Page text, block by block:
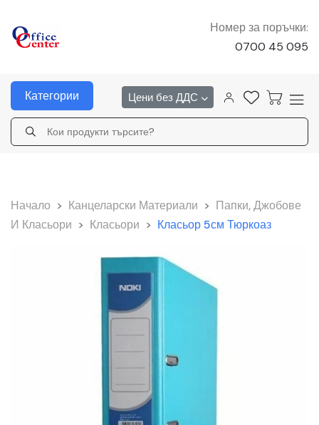
Номер за поръчки:
0700 45 095
Категории Цени без ДДС
Начало > Канцеларски Материали > Папки, Джобове
И Класьори > Класьори > Класьор 5см Тюркоаз